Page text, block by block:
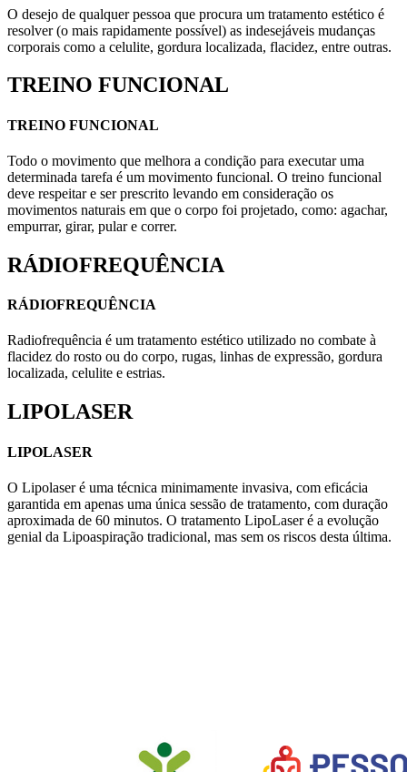
O desejo de qualquer pessoa que procura um tratamento estético é
resolver (o mais rapidamente possível) as indesejáveis mudanças
corporais como a celulite, gordura localizada, flacidez, entre outras.
TREINO FUNCIONAL
TREINO FUNCIONAL
Todo o movimento que melhora a condição para executar uma
determinada tarefa é um movimento funcional. O treino funcional
deve respeitar e ser prescrito levando em consideração os
movimentos naturais em que o corpo foi projetado, como: agachar,
empurrar, girar, pular e correr.
RÁDIOFREQUÊNCIA
RÁDIOFREQUÊNCIA
Radiofrequência é um tratamento estético utilizado no combate à
flacidez do rosto ou do corpo, rugas, linhas de expressão, gordura
localizada, celulite e estrias.
LIPOLASER
LIPOLASER
O Lipolaser é uma técnica minimamente invasiva, com eficácia
garantida em apenas uma única sessão de tratamento, com duração
aproximada de 60 minutos. O tratamento LipoLaser é a evolução
genial da Lipoaspiração tradicional, mas sem os riscos desta última.